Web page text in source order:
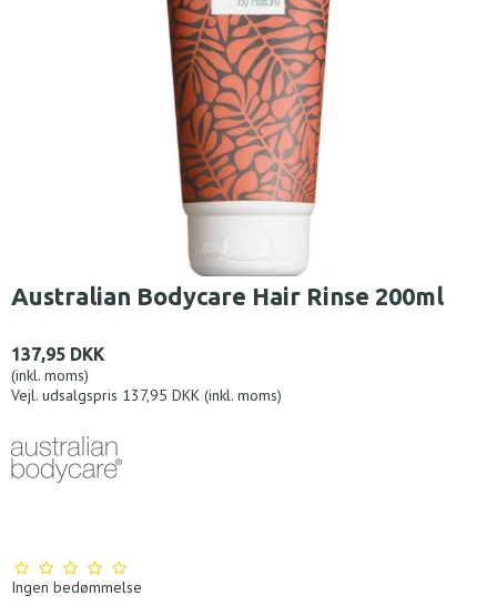
Australian Bodycare Hair Rinse 200ml
137,95 DKK
(inkl. moms)
Vejl. udsalgspris 137,95 DKK (inkl. moms)
Ingen bedømmelse